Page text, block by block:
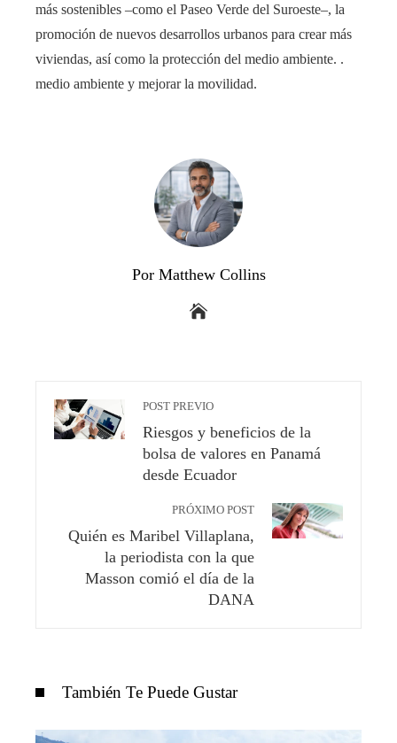
más sostenibles –como el Paseo Verde del Suroeste–, la
promoción de nuevos desarrollos urbanos para crear más
viviendas, así como la protección del medio ambiente. .
medio ambiente y mejorar la movilidad.
Por Matthew Collins
POST PREVIO
Riesgos y beneficios de la
bolsa de valores en Panamá
desde Ecuador
PRÓXIMO POST
Quién es Maribel Villaplana,
la periodista con la que
Masson comió el día de la
DANA
También Te Puede Gustar